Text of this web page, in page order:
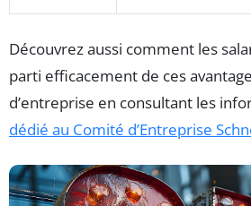
Découvrez aussi comment les
parti efficacement de ces
d’entreprise en consultant les
dédié au Comité d’Entreprise